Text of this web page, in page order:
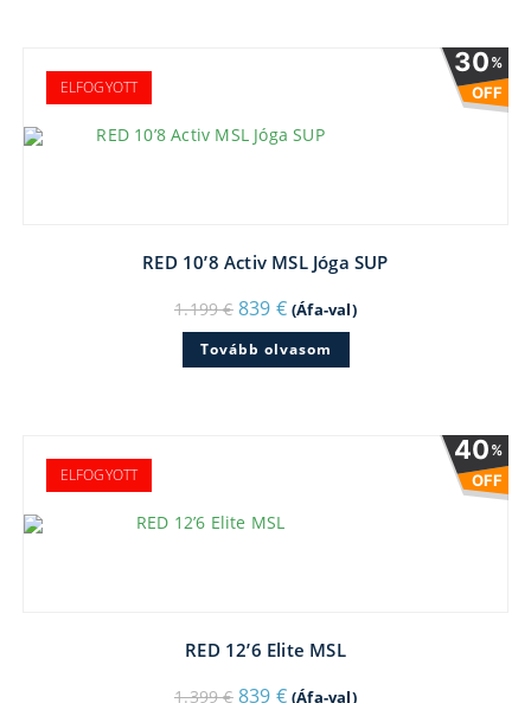
ELFOGYOTT
30%
OFF
RED 10’8 Activ MSL Jóga SUP
1.199€ Original
price
was:
1.199 €.
839 €Current
price
is:
839 €.
(Áfa-val)
Tovább olvasom
ELFOGYOTT
40%
OFF
RED 12’6 Elite MSL
1.399€ Original
839 €Current
(Áfa-val)